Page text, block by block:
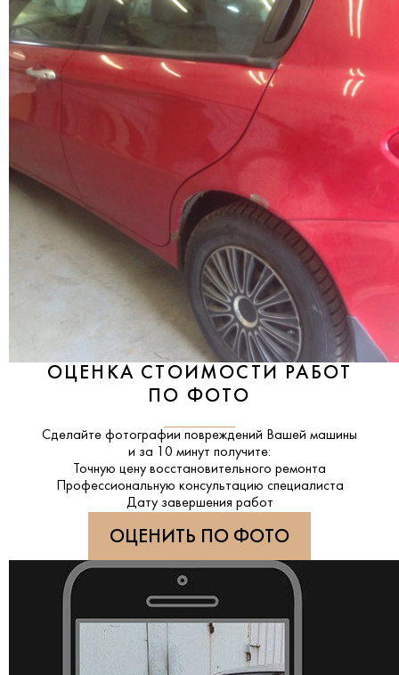
ОЦЕНКА СТОИМОСТИ РАБОТ
ПО ФОТО
Сделайте фотографии повреждений Вашей машины
и за 10 минут получите:
Точную цену восстановительного ремонта
Профессиональную консультацию специалиста
Дату завершения работ
ОЦЕНИТЬ ПО ФОТО